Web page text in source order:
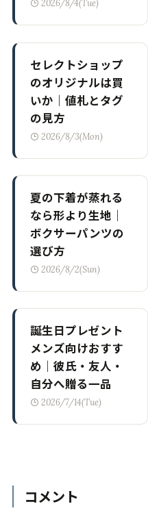
なら形より生地｜
ボクサーパンツの
選び方
2026/8/2(Sun)
メンズ向けおすす
め｜彼氏・友人・
自分へ贈る一品
2026/7/14(Tue)
コメント
コメントを残す